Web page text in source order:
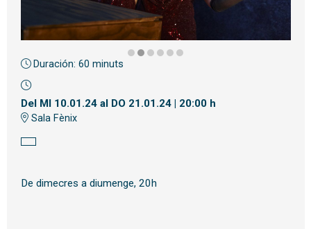
Diapositiva 2 de 6
Duración: 60 minuts
Del MI 10.01.24al DO 21.01.24| 20:00 h
Sala Fènix
De dimecres a diumenge, 20h